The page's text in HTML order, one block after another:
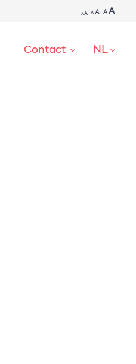
AA A A AA
Contact NL
ZOEKEN